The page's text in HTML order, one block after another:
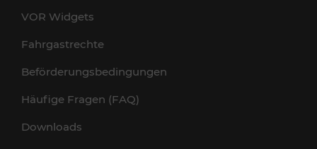
VOR Widgets
Fahrgastrechte
Beförderungsbedingungen
Häufige Fragen (FAQ)
Downloads